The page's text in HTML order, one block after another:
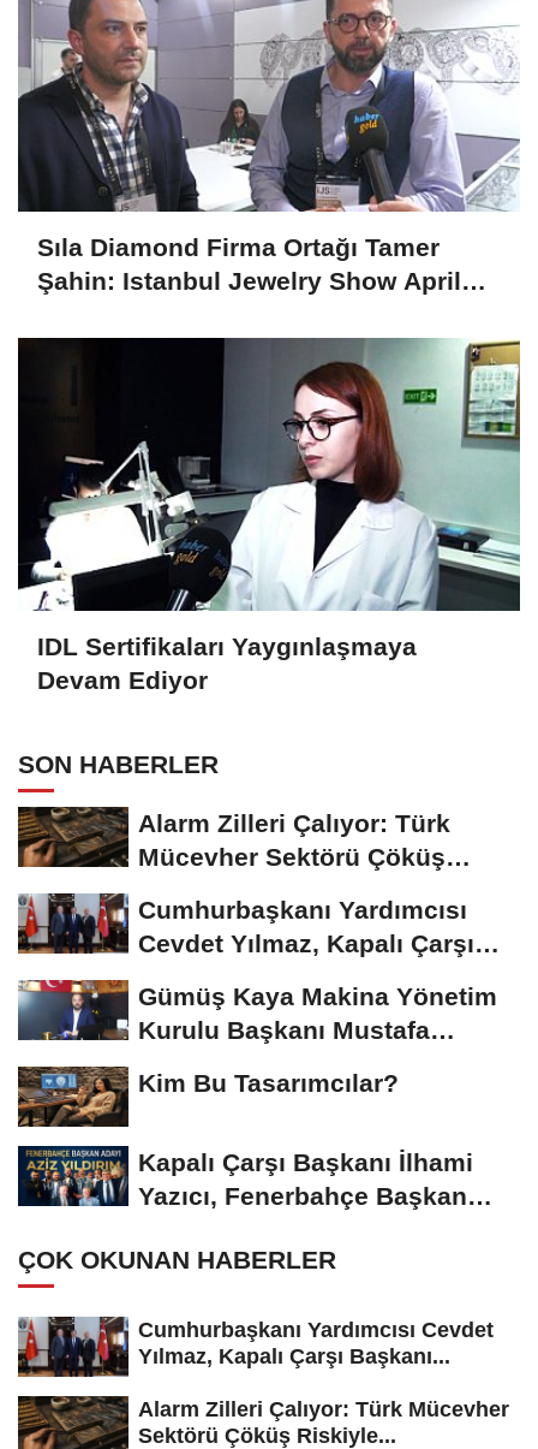
Sıla Diamond Firma Ortağı Tamer
Şahin: Istanbul Jewelry Show April
IDL Sertifikaları Yaygınlaşmaya
Devam Ediyor
SON HABERLER
Alarm Zilleri Çalıyor: Türk
Mücevher Sektörü Çöküş
Cumhurbaşkanı Yardımcısı
Cevdet Yılmaz, Kapalı Çarşı
Gümüş Kaya Makina Yönetim
Kurulu Başkanı Mustafa
Kim Bu Tasarımcılar?
Kapalı Çarşı Başkanı İlhami
Yazıcı, Fenerbahçe Başkan
ÇOK OKUNAN HABERLER
Cumhurbaşkanı Yardımcısı Cevdet
Yılmaz, Kapalı Çarşı Başkanı...
Alarm Zilleri Çalıyor: Türk Mücevher
Sektörü Çöküş Riskiyle...